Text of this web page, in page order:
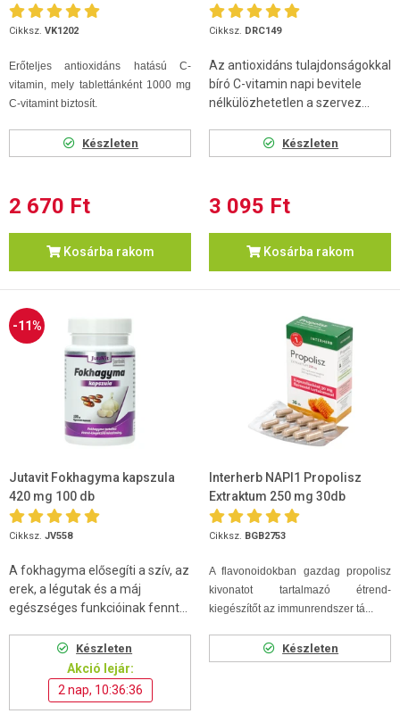
Cikksz. VK1202
Erőteljes antioxidáns hatású C-
vitamin, mely tablettánként 1000 mg
C-vitamint biztosít.
Készleten
2 670 Ft
Kosárba rakom
Cikksz. DRC149
Az antioxidáns tulajdonságokkal
bíró C-vitamin napi bevitele
nélkülözhetetlen a szervez...
Készleten
3 095 Ft
Kosárba rakom
-11%
Jutavit Fokhagyma kapszula
420 mg 100 db
Cikksz. JV558
A fokhagyma elősegíti a szív, az
erek, a légutak és a máj
egészséges funkcióinak fennt...
Készleten
Akció lejár:
2 nap, 10:36:36
Interherb NAPI1 Propolisz
Extraktum 250 mg 30db
Cikksz. BGB2753
A flavonoidokban gazdag propolisz
kivonatot tartalmazó étrend-
kiegészítőt az immunrendszer tá...
Készleten